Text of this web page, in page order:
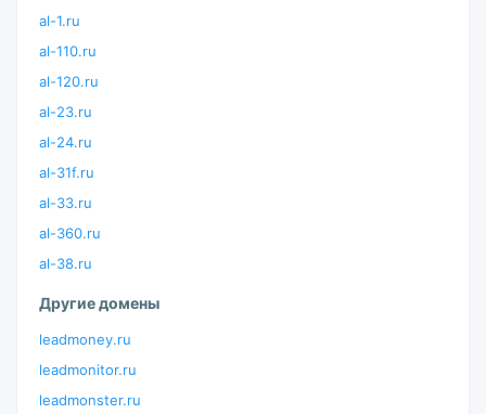
al-1.ru
al-110.ru
al-120.ru
al-23.ru
al-24.ru
al-31f.ru
al-33.ru
al-360.ru
al-38.ru
Другие домены
leadmoney.ru
leadmonitor.ru
leadmonster.ru